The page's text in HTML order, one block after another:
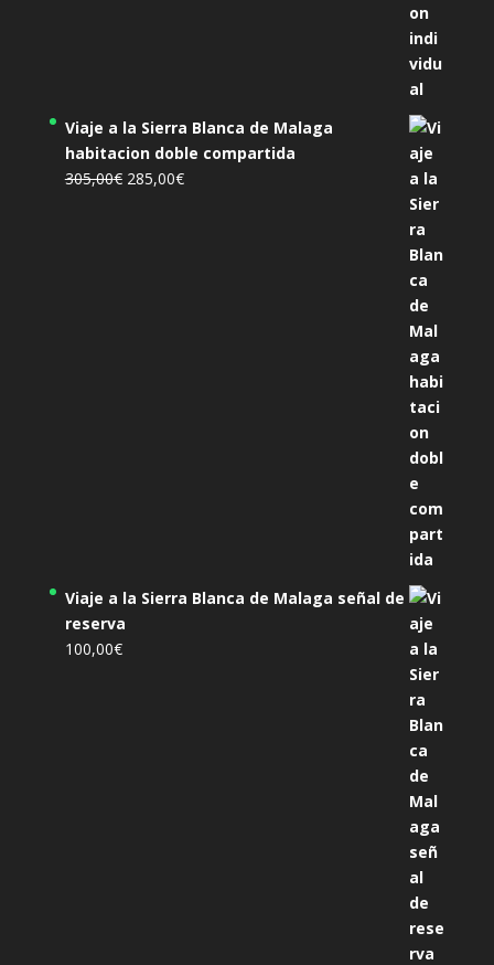
Viaje a la Sierra Blanca de Malaga
habitacion doble compartida
305,00€ El
285,00€El
Viaje a la Sierra Blanca de Malaga señal de
reserva
100,00€